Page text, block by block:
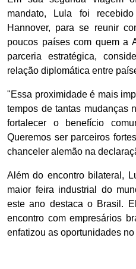
mandato, Lula foi
Hannover, para se reunir
poucos países com quem a
parceria estratégica,
relação diplomática entre
"Essa proximidade é mais
tempos de tantas mudanças
fortalecer o benefício
Queremos ser parceiros
chanceler alemão na
Além do encontro bilateral,
maior feira industrial do
este ano destaca o Brasil.
encontro com empresários
enfatizou as oportunidades